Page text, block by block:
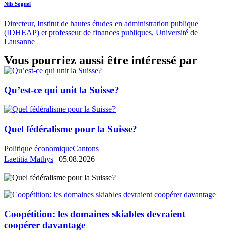
Nils Soguel
Directeur, Institut de hautes études en administration publique
(IDHEAP) et professeur de finances publiques, Université de
Lausanne
Vous pourriez aussi être intéressé par
Qu’est-ce qui unit la Suisse?
Quel fédéralisme pour la Suisse?
Politique économiqueCantons
Laetitia Mathys | 05.08.2026
Coopétition: les domaines skiables devraient
coopérer davantage